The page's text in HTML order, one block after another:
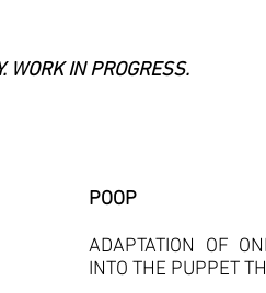
WORK IN PROGRESS.
ADAPTATION OF
INTO THE PUPPET